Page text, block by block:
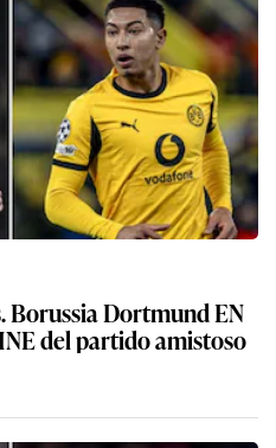
Borussia Dortmund EN
del partido amistoso